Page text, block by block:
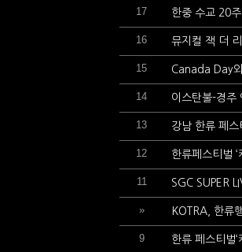
17 한중 수교 20
16 뮤지컬 잭 더
15 Canada Day
14 이스탄불-경주
13 강남 한류 페스
12 한류페스티벌
11 SGC SUPER
» KOTRA, 한류
9 한류 페스티벌